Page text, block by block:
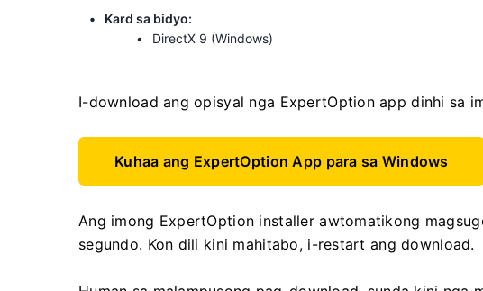
Kard sa bidyo:
DirectX 9 (Windows)
I-download ang opisyal nga ExpertOption app dinhi sa
Kuhaa ang ExpertOption App para sa Windows
Ang imong ExpertOption installer awtomatikong
segundo. Kon dili kini mahitabo, i-restart ang download.